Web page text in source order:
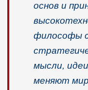
основ и
философы
мысли,
меняют